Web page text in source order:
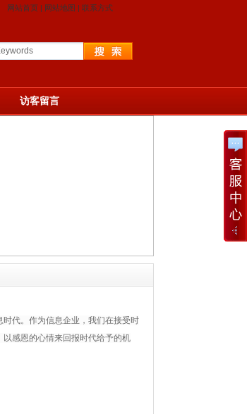
网站首页| 网站地图 | 联系方式
访客留言
代。作为信息企业，我们在接受时
感恩的心情来回报时代给予的机